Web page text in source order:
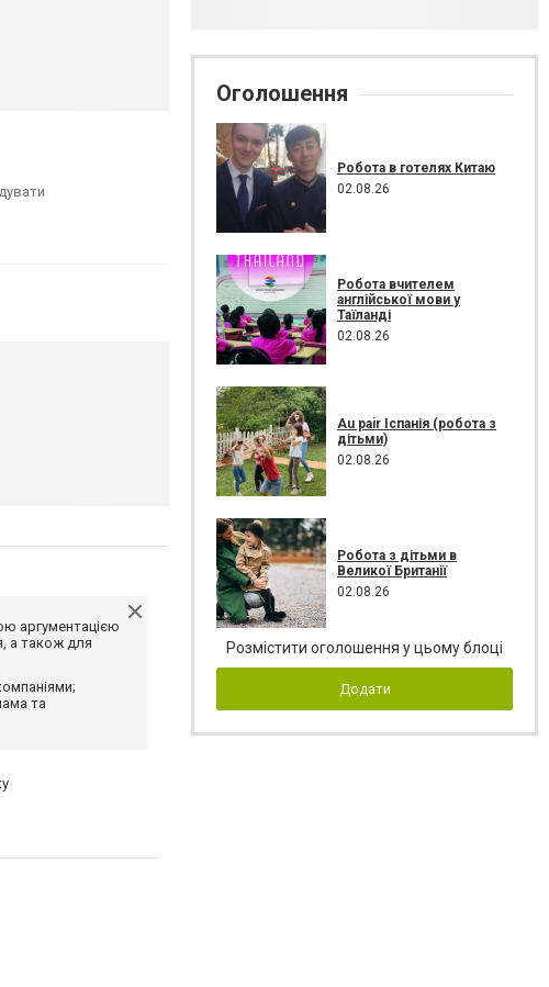
аргументацією
а також для
та
Оголошення
Робота в готелях Китаю
02.08.26
Робота вчителем
англійської мови у
Таїланді
02.08.26
Au pair Іспанія (робота з
дітьми)
02.08.26
Робота з дітьми в
Великої Британії
02.08.26
Розмістити оголошення у цьому блоці
Додати